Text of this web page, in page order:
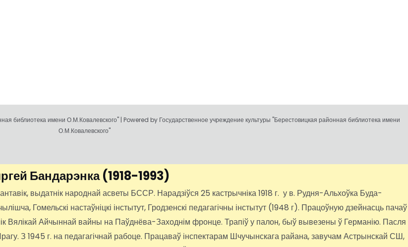
библиотека имени О.М.Ковалевского" | Powered by Государственное учреждение культуры "Берестовицкая районная библиотека имени
О.М.Ковалевского"
Бандарэнка(1918-1993)
выдатнік народнай асветы БССР. Нарадзіўся 25 кастрычніка 1918 г. у в. Рудня-Альхоўка Буда-
Гомельскі настаўніцкі інстытут, Гродзенскі педагагічны інстытут (1948 г). Працоўную дзейнасць пачаў
Вялікай Айчыннай вайны на Паўднёва-Заходнім фронце. Трапіў у палон, быў вывезены ў Германію. Пасля
З 1945 г. на педагагічнай рабоце. Працаваў інспектарам Шчучынскага райана, завучам Астрынскай СШ,